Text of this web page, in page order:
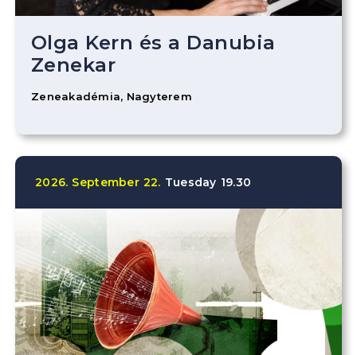
Olga Kern és a Danubia
Zenekar
Zeneakadémia, Nagyterem
2026. September 22. Tuesday 19.30